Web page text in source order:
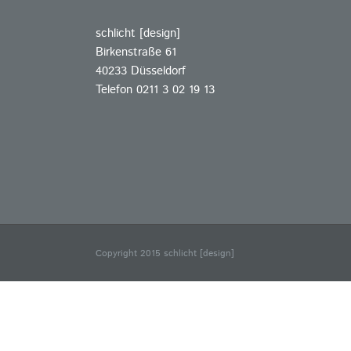
schlicht [design]
Birkenstraße 61
40233 Düsseldorf
Telefon 0211 3 02 19 13
Copyright 2015 schlicht [design]